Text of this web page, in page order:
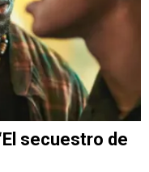
secuestro de